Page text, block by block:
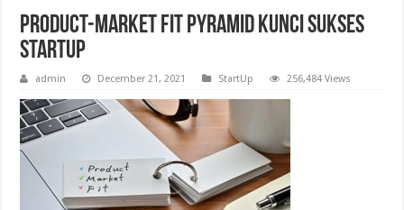
Product-Market Fit Pyramid Kunci Sukses
Startup
admin December 21, 2021 StartUp 256,484 Views